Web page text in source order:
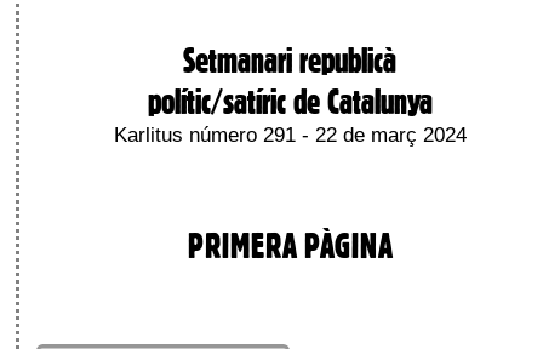
Setmanari republicà
polític/satíric de Catalunya
Karlitus número 291 - 22 de març 2024
PRIMERA PÀGINA